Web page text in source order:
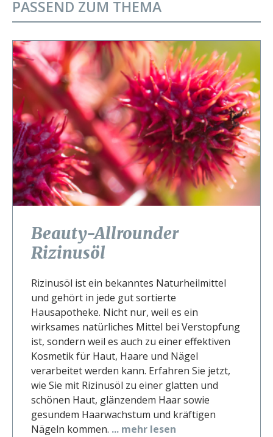
PASSEND ZUM THEMA
Beauty-Allrounder
Rizinusöl
Rizinusöl ist ein bekanntes Naturheilmittel
und gehört in jede gut sortierte
Hausapotheke. Nicht nur, weil es ein
wirksames natürliches Mittel bei Verstopfung
ist, sondern weil es auch zu einer effektiven
Kosmetik für Haut, Haare und Nägel
verarbeitet werden kann. Erfahren Sie jetzt,
wie Sie mit Rizinusöl zu einer glatten und
schönen Haut, glänzendem Haar sowie
gesundem Haarwachstum und kräftigen
Nägeln kommen. ... mehr lesen